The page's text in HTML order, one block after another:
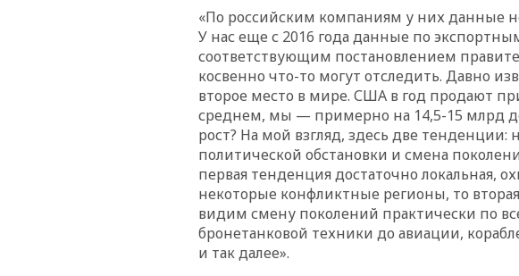
«По российским компаниям у них данные
У нас еще с 2016 года данные по
соответствующим постановлением
косвенно что-то могут отследить. Давно
второе место в мире. США в год продают
среднем, мы — примерно на 14,5-15 млрд
рост? На мой взгляд, здесь две тенденции:
политической обстановки и смена
первая тенденция достаточно локальная,
некоторые конфликтные регионы, то
видим смену поколений практически по
бронетанковой техники до авиации,
и так далее».